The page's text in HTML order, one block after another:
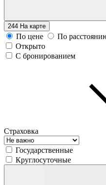
244 На карте
По цене
По
Открыто
С бронированием
Страховка
Государственные
Круглосуточные